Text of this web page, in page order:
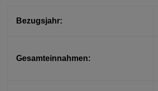
Bezugsjahr:
Gesamteinnahmen: